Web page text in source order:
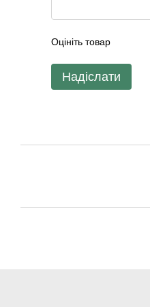
Оцініть товар
Надіслати